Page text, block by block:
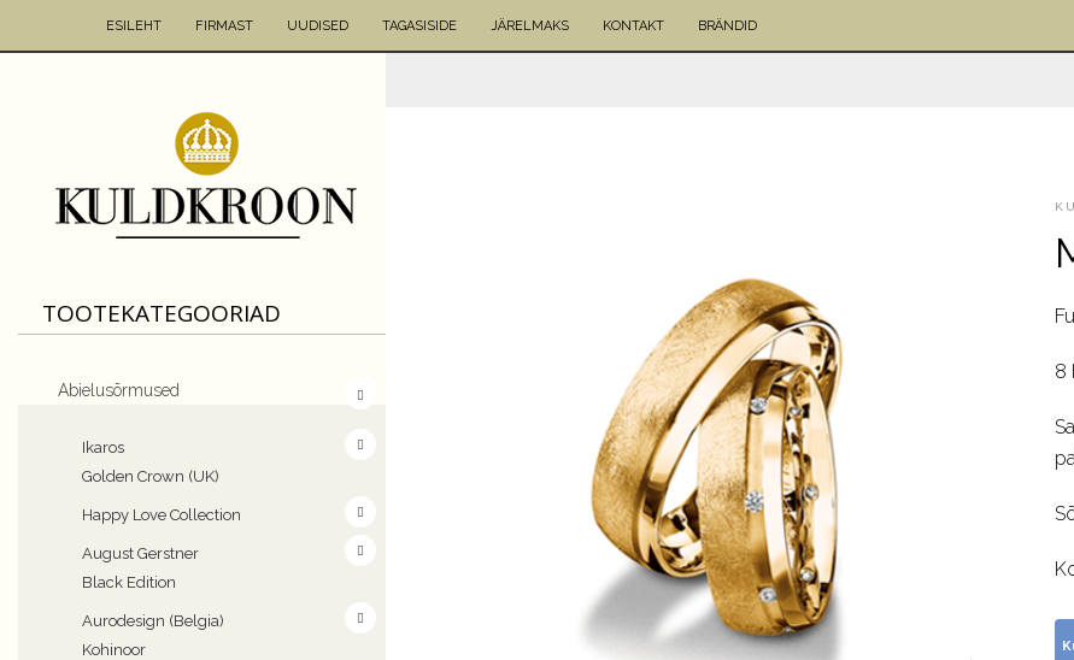
ESILEHT FIRMAST UUDISED TAGASISIDE JÄRELMAKS KONTAKT BRÄNDID
TOOTEKATEGOORIAD
Abielusõrmused
Ikaros
Golden Crown (UK)
Happy Love Collection
August Gerstner
Black Edition
Aurodesign (Belgia)
Kohinoor
8